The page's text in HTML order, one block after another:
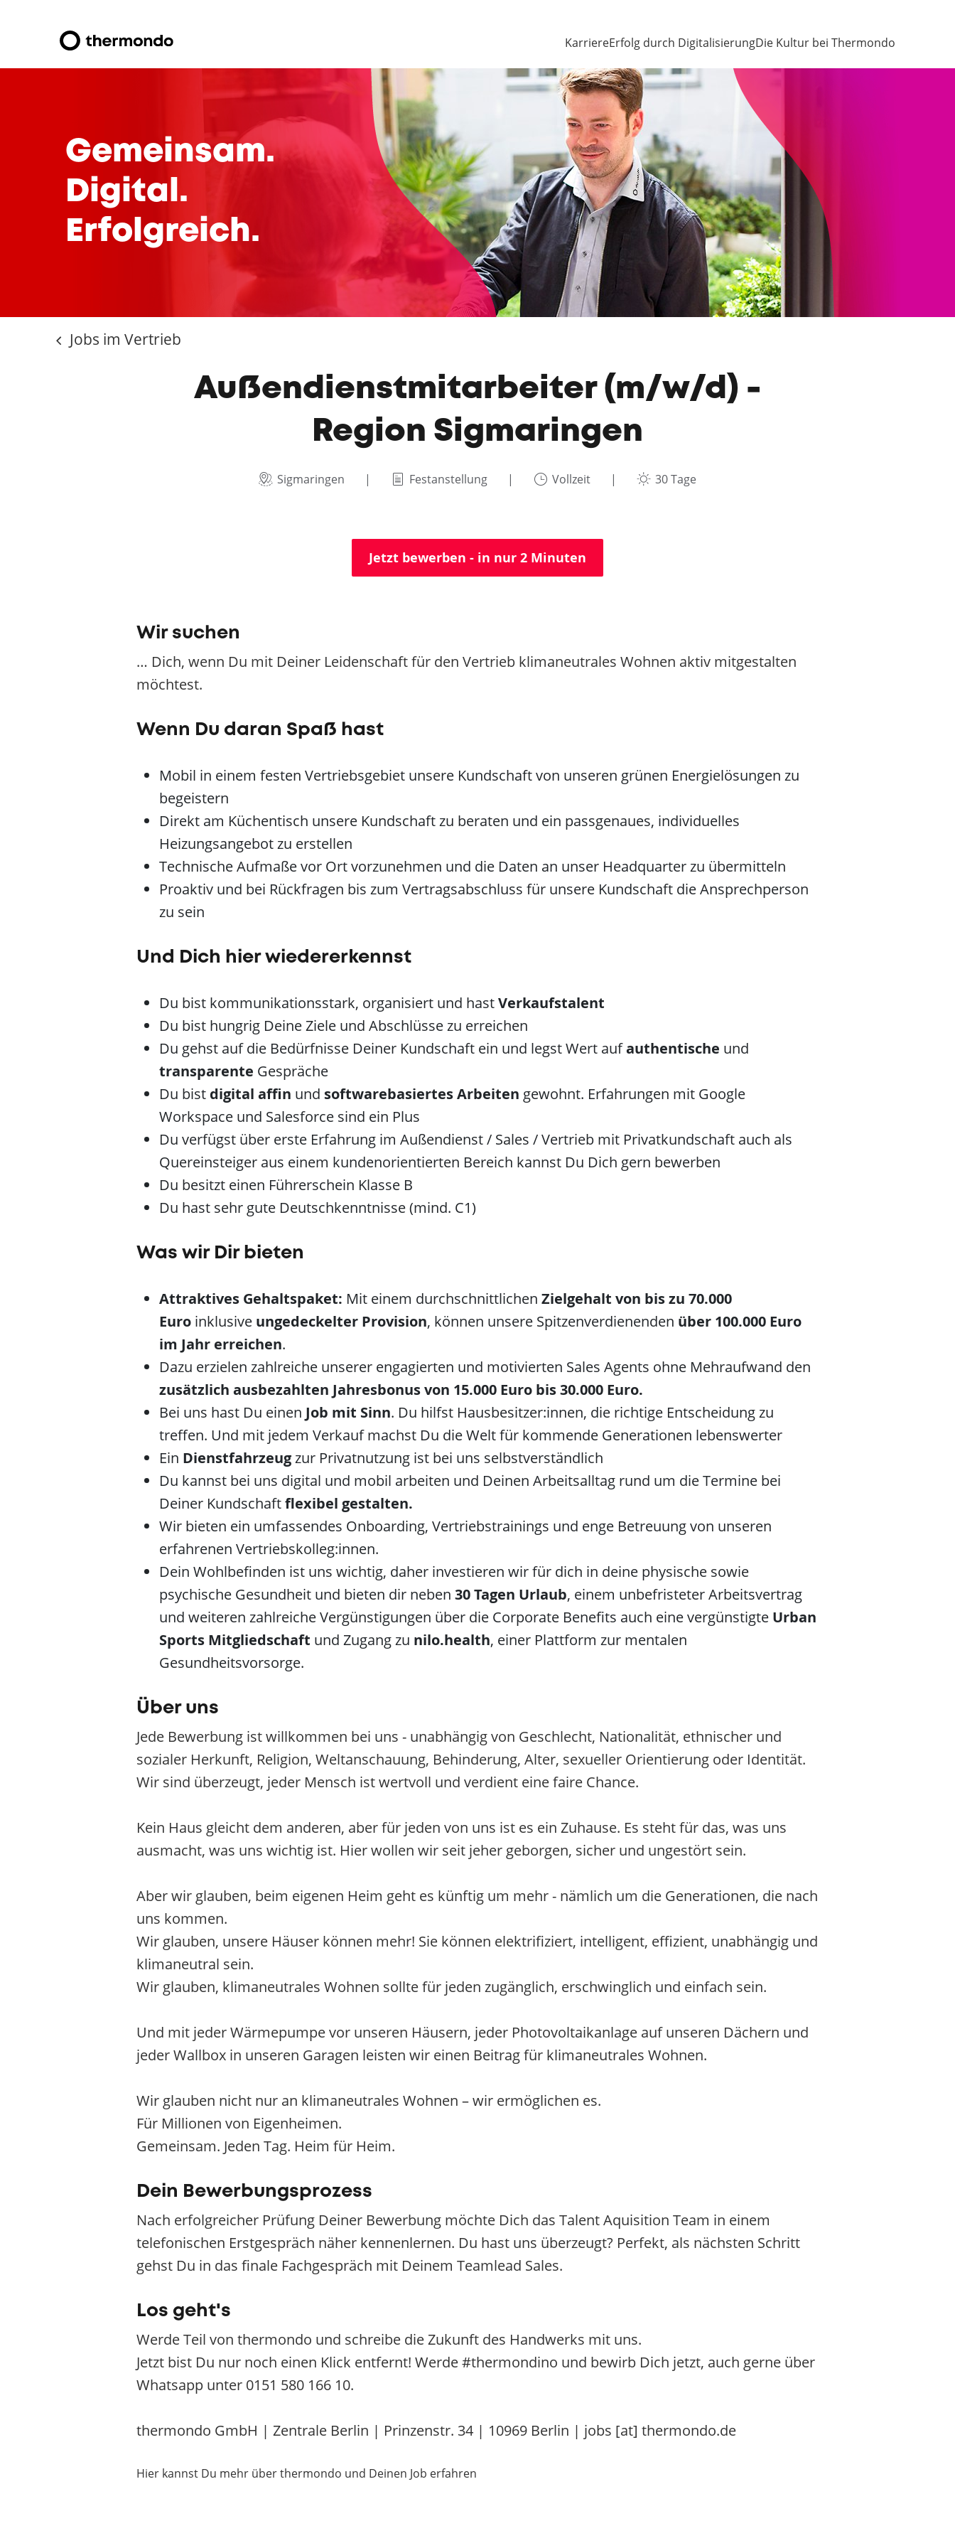
KarriereErfolg durch DigitalisierungDie Kultur bei Thermondo
Gemeinsam.
Digital.
Erfolgreich.
Jobs im Vertrieb
Außendienstmitarbeiter (m/w/d) -
Region Sigmaringen
Sigmaringen Festanstellung Vollzeit 30 Tage
Jetzt bewerben - in nur 2 Minuten
Wir suchen
… Dich, wenn Du mit Deiner Leidenschaft für den Vertrieb klimaneutrales Wohnen aktiv mitgestalten
möchtest.
Wenn Du daran Spaß hast
Mobil in einem festen Vertriebsgebiet unsere Kundschaft von unseren grünen Energielösungen zu
begeistern
Direkt am Küchentisch unsere Kundschaft zu beraten und ein passgenaues, individuelles
Heizungsangebot zu erstellen
Technische Aufmaße vor Ort vorzunehmen und die Daten an unser Headquarter zu übermitteln
Proaktiv und bei Rückfragen bis zum Vertragsabschluss für unsere Kundschaft die Ansprechperson
zu sein
Und Dich hier wiedererkennst
Du bist kommunikationsstark, organisiert und hastVerkaufstalent
Du bist hungrig Deine Ziele und Abschlüsse zu erreichen
Du gehst auf die Bedürfnisse Deiner Kundschaft ein und legst Wert aufauthentische und
transparente Gespräche
Du bist digital affin und softwarebasiertes Arbeiten gewohnt. Erfahrungen mit Google
Workspace und Salesforce sind ein Plus
Du verfügst über erste Erfahrung im Außendienst / Sales / Vertrieb mit Privatkundschaft auch als
Quereinsteiger aus einem kundenorientierten Bereich kannst Du Dich gern bewerben
Du besitzt einen Führerschein Klasse B
Du hast sehr gute Deutschkenntnisse (mind. C1)
Was wir Dir bieten
Attraktives Gehaltspaket: Mit einem durchschnittlichen Zielgehalt von bis zu 70.000
Euro inklusive ungedeckelter Provision, können unsere Spitzenverdienenden über 100.000 Euro
im Jahr erreichen.
Dazu erzielen zahlreiche unserer engagierten und motivierten Sales Agents ohne Mehraufwand den
zusätzlich ausbezahlten Jahresbonus von 15.000 Euro bis 30.000 Euro.
Bei uns hast Du einen Job mit Sinn. Du hilfst Hausbesitzer:innen, die richtige Entscheidung zu
treffen. Und mit jedem Verkauf machst Du die Welt für kommende Generationen lebenswerter
Ein Dienstfahrzeugzur Privatnutzung ist bei uns selbstverständlich
Du kannst bei uns digital und mobil arbeiten und Deinen Arbeitsalltag rund um die Termine bei
Deiner Kundschaftflexibel gestalten.
Wir bieten ein umfassendes Onboarding, Vertriebstrainings und enge Betreuung von unseren
erfahrenen Vertriebskolleg:innen.
Dein Wohlbefinden ist uns wichtig, daher investieren wir für dich in deine physische sowie
psychische Gesundheit und bieten dir neben 30 Tagen Urlaub, einem unbefristeter Arbeitsvertrag
und weiteren zahlreiche Vergünstigungen über die Corporate Benefits auch eine vergünstigte Urban
Sports Mitgliedschaft und Zugang zu nilo.health, einer Plattform zur mentalen
Gesundheitsvorsorge.
Über uns
Jede Bewerbung ist willkommen bei uns - unabhängig von Geschlecht, Nationalität, ethnischer und
sozialer Herkunft, Religion, Weltanschauung, Behinderung, Alter, sexueller Orientierung oder Identität.
Wir sind überzeugt, jeder Mensch ist wertvoll und verdient eine faire Chance.
Kein Haus gleicht dem anderen, aber für jeden von uns ist es ein Zuhause. Es steht für das, was uns
ausmacht, was uns wichtig ist. Hier wollen wir seit jeher geborgen, sicher und ungestört sein.
Aber wir glauben, beim eigenen Heim geht es künftig um mehr - nämlich um die Generationen, die nach
uns kommen.
Wir glauben, unsere Häuser können mehr! Sie können elektrifiziert, intelligent, effizient, unabhängig und
klimaneutral sein.
Wir glauben, klimaneutrales Wohnen sollte für jeden zugänglich, erschwinglich und einfach sein.
Und mit jeder Wärmepumpe vor unseren Häusern, jeder Photovoltaikanlage auf unseren Dächern und
jeder Wallbox in unseren Garagen leisten wir einen Beitrag für klimaneutrales Wohnen.
Wir glauben nicht nur an klimaneutrales Wohnen – wir ermöglichen es.
Für Millionen von Eigenheimen.
Gemeinsam. Jeden Tag. Heim für Heim.
Dein Bewerbungsprozess
Nach erfolgreicher Prüfung Deiner Bewerbung möchte Dich das Talent Aquisition Team in einem
telefonischen Erstgespräch näher kennenlernen. Du hast uns überzeugt? Perfekt, als nächsten Schritt
gehst Du in das finale Fachgespräch mit Deinem Teamlead Sales.
Los geht's
Werde Teil von thermondo und schreibe die Zukunft des Handwerks mit uns.
Jetzt bist Du nur noch einen Klick entfernt! Werde #thermondino und bewirb Dich jetzt, auch gerne über
Whatsapp unter 0151 580 166 10.
thermondo GmbH | Zentrale Berlin | Prinzenstr. 34 | 10969 Berlin | jobs [at] thermondo.de
Hier kannst Du mehr über thermondo und Deinen Job erfahren